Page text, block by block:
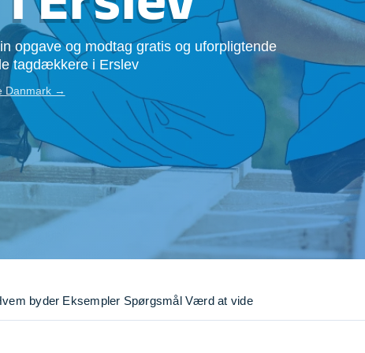
Opsætning af skillevæg
Rengøring
Tømrer
Træfældning
Tunge løft
TV installation og opsætning
Underholdning
Vinduespudsning
Se alle...
opgave og modtag gratis og uforpligtende
tagdækkere i Erslev
Danmark →
byder Eksempler Spørgsmål Værd at vide